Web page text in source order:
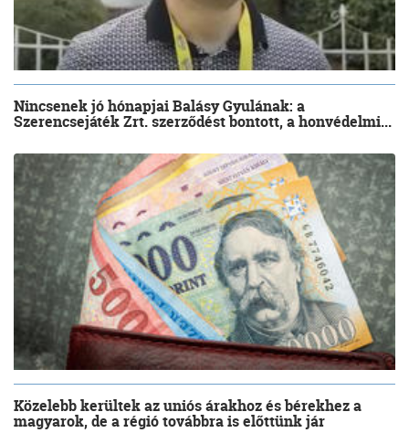
Nincsenek jó hónapjai Balásy Gyulának: a
Szerencsejáték Zrt. szerződést bontott, a honvédelmi...
Közelebb kerültek az uniós árakhoz és bérekhez a
magyarok, de a régió továbbra is előttünk jár